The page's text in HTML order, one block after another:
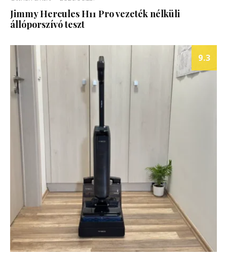
Jimmy Hercules H11 Pro vezeték nélküli
állóporszívó teszt
9.3